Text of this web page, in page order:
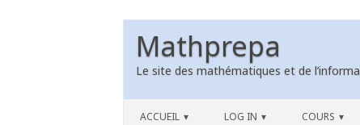
Mathprepa
Le site des mathématiques et de
ACCUEIL LOG IN COURS